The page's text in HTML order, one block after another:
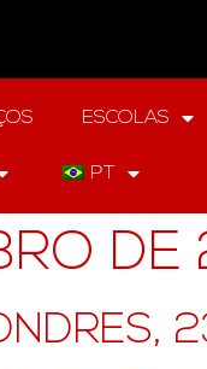
ESCOLAS
PT